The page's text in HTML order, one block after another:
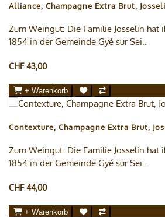
Alliance, Champagne Extra Brut,
Zum Weingut: Die Familie Josselin hat
1854 in der Gemeinde Gyé sur Sei..
CHF 43,00
+ Warenkorb
Contexture, Champagne Extra Brut,
Zum Weingut: Die Familie Josselin hat
1854 in der Gemeinde Gyé sur Sei..
CHF 44,00
+ Warenkorb